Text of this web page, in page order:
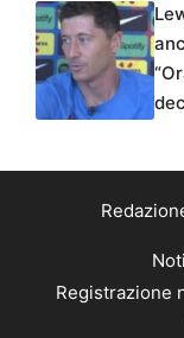
Registrazione